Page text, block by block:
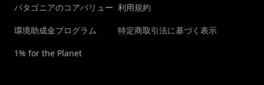
パタゴニアのコアバリュー
環境助成金プログラム
1% for the Planet
利用規約
特定商取引法に基づく表示